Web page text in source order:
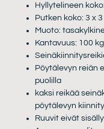
Hyllytelineen
Putken koko: 3 x 3
Muoto:
Kantavuus: 100 kg
Pöytälevyn reiän
puolilla
kaksi reikää
pöytälevyn
Ruuvit eivät